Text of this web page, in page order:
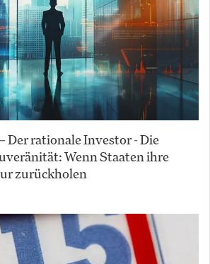
Der rationale Investor - Die
Wenn Staaten ihre
zurückholen